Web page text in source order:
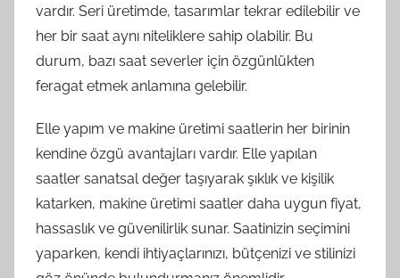
vardır. Seri üretimde, tasarımlar tekrar edilebilir ve
her bir saat aynı niteliklere sahip olabilir. Bu
durum, bazı saat severler için özgünlükten
feragat etmek anlamına gelebilir.
Elle yapım ve makine üretimi saatlerin her birinin
kendine özgü avantajları vardır. Elle yapılan
saatler sanatsal değer taşıyarak şıklık ve kişilik
katarken, makine üretimi saatler daha uygun fiyat,
hassaslık ve güvenilirlik sunar. Saatinizin seçimini
yaparken, kendi ihtiyaçlarınızı, bütçenizi ve stilinizi